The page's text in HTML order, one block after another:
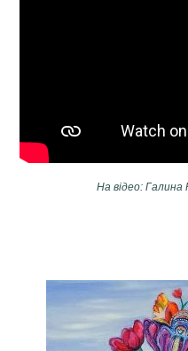
На відео: Галина